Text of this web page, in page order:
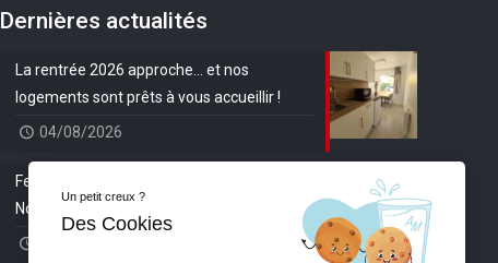
Dernières actualités
La rentrée 2026 approche… et nos
logements sont prêts à vous accueillir !
04/08/2026
Festival de l’impressionnisme 2026 en
Normandie
Un petit creux ?
Des Cookies